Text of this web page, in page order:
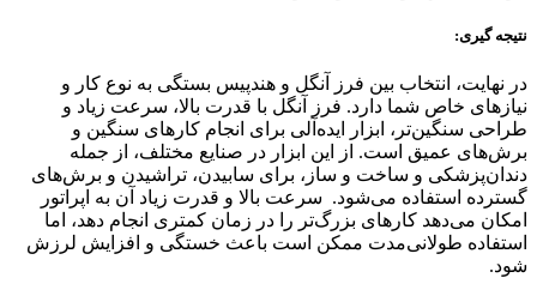
نتیجه گیری:
در نهایت، انتخاب بین فرز آنگل و هندپیس بستگی به نوع کار و
نیازهای خاص شما دارد. فرز آنگل با قدرت بالا، سرعت زیاد و
طراحی سنگین‌تر، ابزار ایده‌آلی برای انجام کارهای سنگین و
برش‌های عمیق است. از این ابزار در صنایع مختلف، از جمله
دندان‌پزشکی و ساخت‌ و‌ ساز، برای سابیدن، تراشیدن و برش‌های
گسترده استفاده می‌شود. سرعت بالا و قدرت زیاد آن به اپراتور
امکان می‌دهد کارهای بزرگ‌تر را در زمان کمتری انجام دهد، اما
استفاده طولانی‌مدت ممکن است باعث خستگی و افزایش لرزش
شود.